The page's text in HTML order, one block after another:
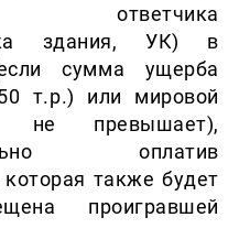
ответчика
здания, УК) в
сумма ущерба
т.р.) или мировой
не превышает),
оплатив
которая также будет
проигравшей